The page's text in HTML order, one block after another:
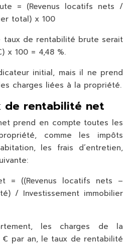
= (Revenus locatifs nets /
total) x 100
taux de rentabilité brute serait
x 100 = 4,48 %.
initial, mais il ne prend
charges liées à la propriété.
de rentabilité net
prend en compte toutes les
comme les impôts
les frais d’entretien,
= ((Revenus locatifs nets –
/ Investissement immobilier
les charges de la
par an, le taux de rentabilité